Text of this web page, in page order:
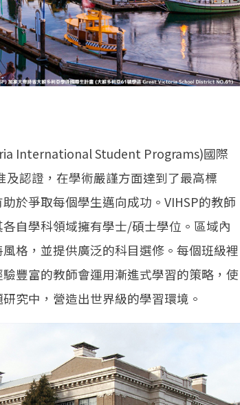
International Student Programs)國際
認證，在學術嚴謹方面達到了最高標
於爭取每個學生邁向成功。VIHSP的教師
自學科領域擁有學士/碩士學位。區域內
格，並提供廣泛的科目選修。每個班級裡
豐富的教師會運用漸進式學習的策略，使
究中，營造出世界級的學習環境。